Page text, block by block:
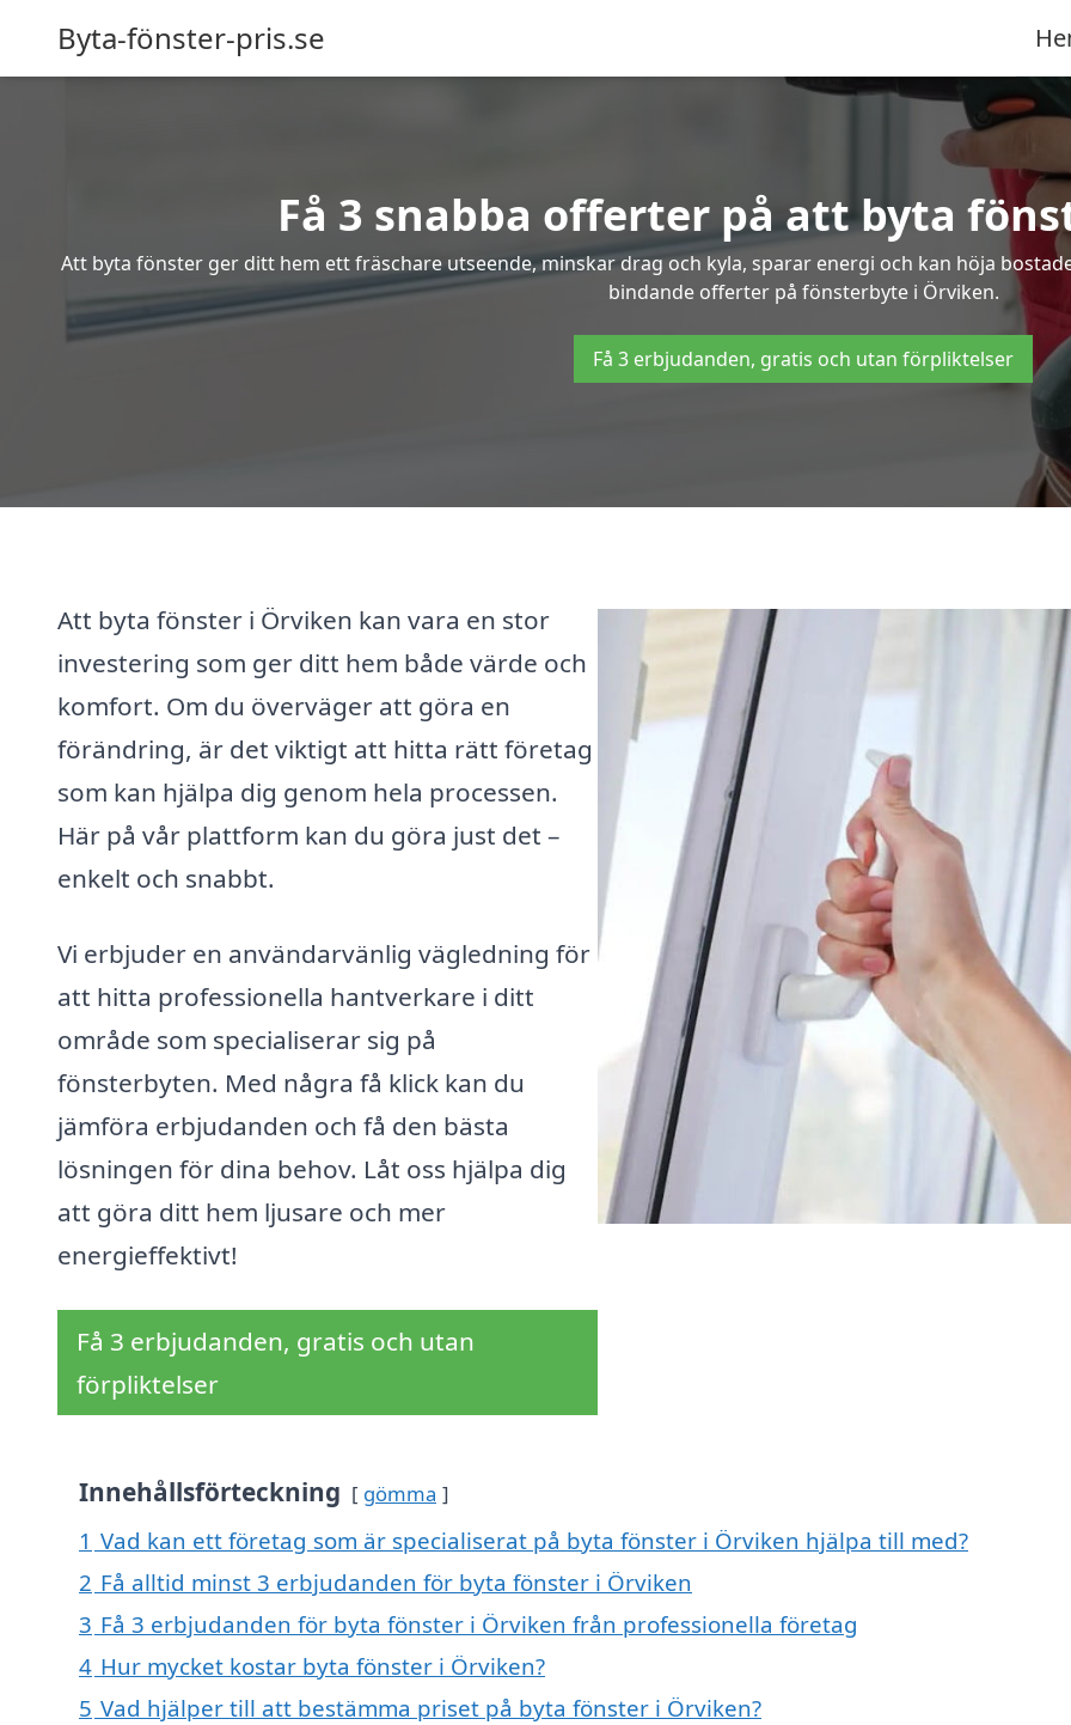
Byta-fönster-pris.se
Få 3 snabba offerter på att byta
Att byta fönster ger ditt hem ett fräschare utseende, minskar drag och kyla, sparar energi och kan höja
bindande offerter på fönsterbyte i Örviken.
Få 3 erbjudanden, gratis och utan förpliktelser
Att byta fönster i Örviken kan vara en stor
investering som ger ditt hem både värde och
komfort. Om du överväger att göra en
förändring, är det viktigt att hitta rätt företag
som kan hjälpa dig genom hela processen.
Här på vår plattform kan du göra just det –
enkelt och snabbt.
Vi erbjuder en användarvänlig vägledning för
att hitta professionella hantverkare i ditt
område som specialiserar sig på
fönsterbyten. Med några få klick kan du
jämföra erbjudanden och få den bästa
lösningen för dina behov. Låt oss hjälpa dig
att göra ditt hem ljusare och mer
energieffektivt!
Få 3 erbjudanden, gratis och utan
förpliktelser
Innehållsförteckning gömma
1 Vad kan ett företag som är specialiserat på byta fönster i Örviken hjälpa till med?
2 Få alltid minst 3 erbjudanden för byta fönster i Örviken
3 Få 3 erbjudanden för byta fönster i Örviken från professionella företag
4 Hur mycket kostar byta fönster i Örviken?
5 Vad hjälper till att bestämma priset på byta fönster i Örviken?